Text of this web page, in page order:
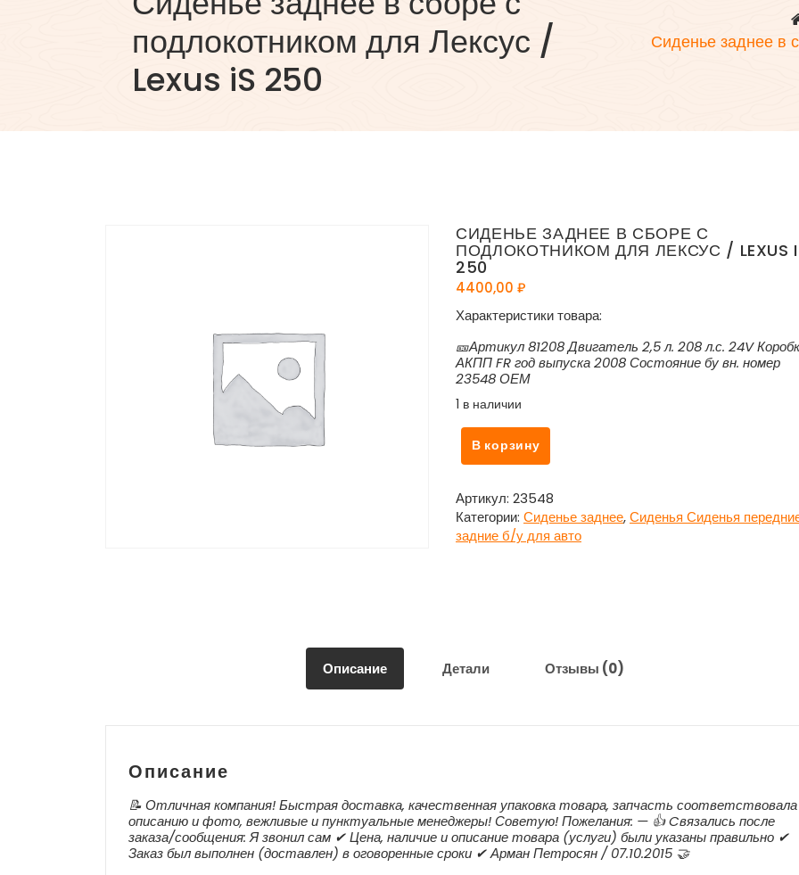
подлокотником для Лексус /
Lexus iS 250
Сиденье заднее в
СИДЕНЬЕ ЗАДНЕЕ В СБОРЕ С
ПОДЛОКОТНИКОМ ДЛЯ ЛЕКСУС / LEXUS
250
4400,00 ₽
Характеристики товара:
🎫Артикул 81208 Двигатель 2,5 л. 208 л.с. 24V
АКПП FR год выпуска 2008 Состояние бу вн. номер
23548 ОЕМ
1 в наличии
Количество
товара
заднее
в
сборе
с
250
В корзину
Артикул: 23548
Категории: Сиденье заднее,Сиденья Сиденья
задние б/у для авто
Описание Детали Отзывы (0)
Описание
📝 Отличная компания! Быстрая доставка, качественная упаковка товара, запчасть соответствовала
описанию и фото, вежливые и пунктуальные менеджеры! Советую! Пожелания: — 👍 Cвязались после
заказа/сообщения: Я звонил сам ✔ Цена, наличие и описание товара (услуги) были указаны правильно ✔
Заказ был выполнен (доставлен) в оговоренные сроки ✔ Арман Петросян / 07.10.2015 🤝